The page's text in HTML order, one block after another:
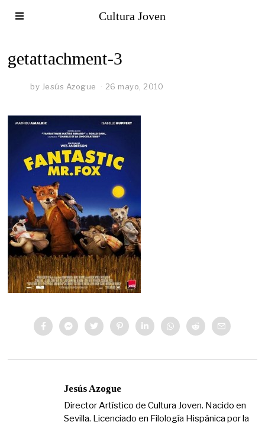
Cultura Joven
getattachment-3
by Jesús Azogue 26 mayo, 2010
Jesús Azogue
Director Artístico de Cultura Joven. Nacido en
Sevilla. Licenciado en Filología Hispánica por la